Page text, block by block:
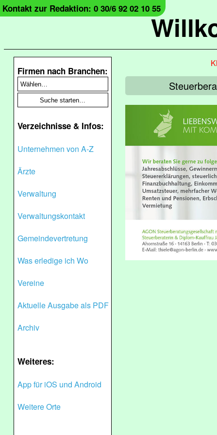
Kontakt zur Redaktion: 0 30/6 92 02 10 55
Firmen nach Branchen:
Verzeichnisse & Infos:
Unternehmen von A-Z
Ärzte
Verwaltung
Verwaltungskontakt
Gemeindevertretung
Was erledige ich Wo
Vereine
Aktuelle Ausgabe als PDF
Archiv
Weiteres:
App für iOS und Android
Weitere Orte